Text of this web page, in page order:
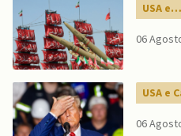
USA e
Canada
06
USA e
06